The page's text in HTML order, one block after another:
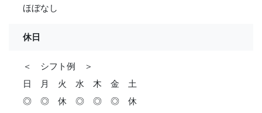
ほぼなし
休日
＜ シフト例 ＞
日 月 火 水 木 金 土
◎ ◎ 休 ◎ ◎ ◎ 休